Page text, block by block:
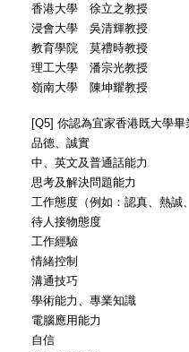
香港大學 徐立之教授
浸會大學 吳清輝教授
教育學院 莫禮時教授
理工大學 潘宗光教授
嶺南大學 陳坤耀教授
[Q5] 你認為宜家香港既大學
品德、誠實
中、英文及普通話能力
思考及解決問題能力
工作態度（例如：認真、熱誠
待人接物態度
工作經驗
情緒控制
溝通技巧
學術能力、專業知識
電腦應用能力
自信